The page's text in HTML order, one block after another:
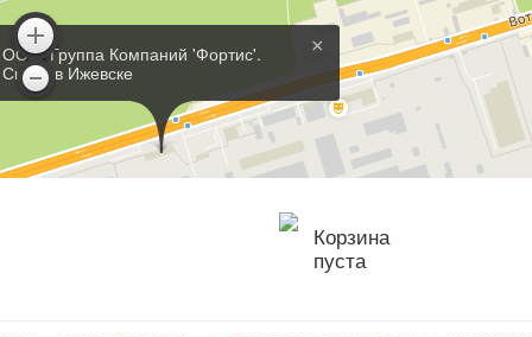
×
ООО 'Группа Компаний 'Фортис'.
Склад в Ижевске
Корзина
пуста